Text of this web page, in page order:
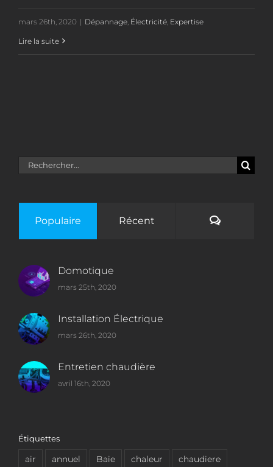
mars 26th, 2020 | Dépannage Électricité Expertise
Lire la suite
Rechercher:
Populaire Récent
Domotique
mars 25th, 2020
Installation Électrique
mars 26th, 2020
Entretien chaudière
avril 16th, 2020
Étiquettes
air annuel Baie chaleur chaudiere